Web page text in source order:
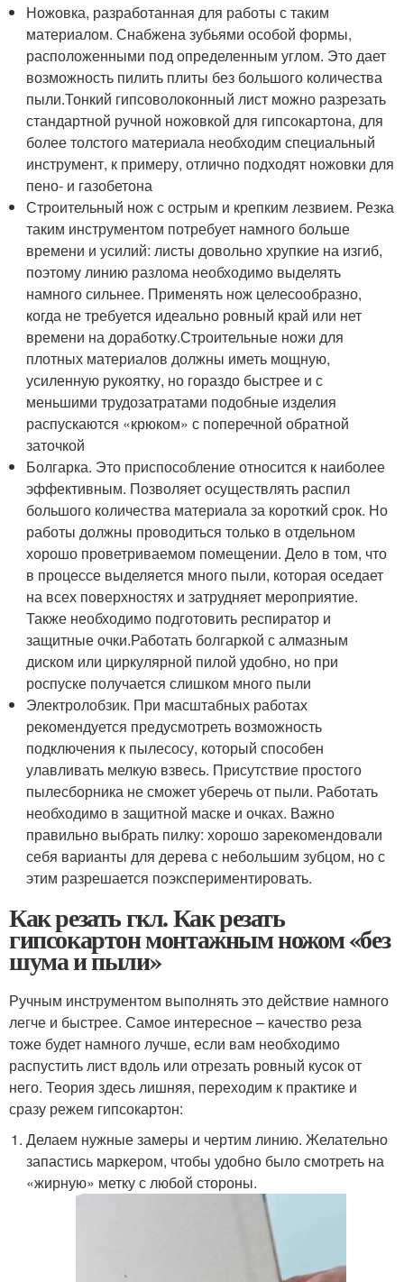
Ножовка, разработанная для работы с таким
материалом. Снабжена зубьями особой формы,
расположенными под определенным углом. Это дает
возможность пилить плиты без большого количества
пыли.Тонкий гипсоволоконный лист можно разрезать
стандартной ручной ножовкой для гипсокартона, для
более толстого материала необходим специальный
инструмент, к примеру, отлично подходят ножовки для
пено- и газобетона
Строительный нож с острым и крепким лезвием. Резка
таким инструментом потребует намного больше
времени и усилий: листы довольно хрупкие на изгиб,
поэтому линию разлома необходимо выделять
намного сильнее. Применять нож целесообразно,
когда не требуется идеально ровный край или нет
времени на доработку.Строительные ножи для
плотных материалов должны иметь мощную,
усиленную рукоятку, но гораздо быстрее и с
меньшими трудозатратами подобные изделия
распускаются «крюком» с поперечной обратной
заточкой
Болгарка. Это приспособление относится к наиболее
эффективным. Позволяет осуществлять распил
большого количества материала за короткий срок. Но
работы должны проводиться только в отдельном
хорошо проветриваемом помещении. Дело в том, что
в процессе выделяется много пыли, которая оседает
на всех поверхностях и затрудняет мероприятие.
Также необходимо подготовить респиратор и
защитные очки.Работать болгаркой с алмазным
диском или циркулярной пилой удобно, но при
роспуске получается слишком много пыли
Электролобзик. При масштабных работах
рекомендуется предусмотреть возможность
подключения к пылесосу, который способен
улавливать мелкую взвесь. Присутствие простого
пылесборника не сможет уберечь от пыли. Работать
необходимо в защитной маске и очках. Важно
правильно выбрать пилку: хорошо зарекомендовали
себя варианты для дерева с небольшим зубцом, но с
этим разрешается поэкспериментировать.
Как резать гкл. Как резать
гипсокартон монтажным ножом «без
шума и пыли»
Ручным инструментом выполнять это действие намного
легче и быстрее. Самое интересное – качество реза
тоже будет намного лучше, если вам необходимо
распустить лист вдоль или отрезать ровный кусок от
него. Теория здесь лишняя, переходим к практике и
сразу режем гипсокартон:
Делаем нужные замеры и чертим линию. Желательно
запастись маркером, чтобы удобно было смотреть на
«жирную» метку с любой стороны.